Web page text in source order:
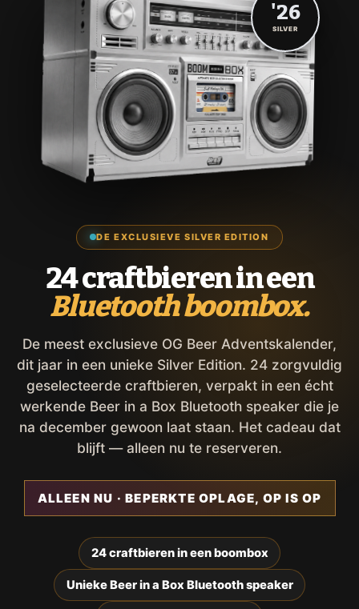
DE EXCLUSIEVE SILVER EDITION
24 craftbieren in een
Bluetooth boombox.
De meest exclusieve OG Beer Adventskalender,
dit jaar in een unieke Silver Edition. 24 zorgvuldig
geselecteerde craftbieren, verpakt in een écht
werkende Beer in a Box Bluetooth speaker die je
na december gewoon laat staan. Het cadeau dat
blijft — alleen nu te reserveren.
ALLEEN NU · BEPERKTE OPLAGE, OP IS OP
24 craftbieren in een boombox
Unieke Beer in a Box Bluetooth speaker
'26
SILVER